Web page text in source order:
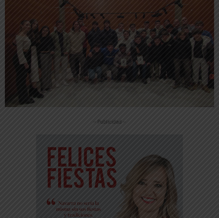
-- Publicidad --